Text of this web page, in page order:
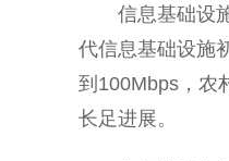
信息基础设
代信息基础设施
到100Mbps，农
长足进展。